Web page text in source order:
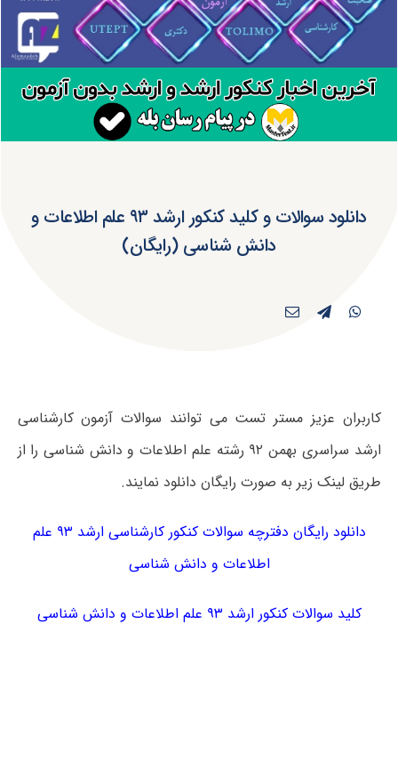
دانلود سوالات و کلید کنکور ارشد ۹۳ علم اطلاعات و
دانش شناسی (رایگان)
کاربران عزیز مستر تست می توانند سوالات آزمون کارشناسی
ارشد سراسری بهمن ۹۲ رشته علم اطلاعات و دانش شناسی را از
طریق لینک زیر به صورت رایگان دانلود نمایند.
دانلود رایگان دفترچه سوالات کنکور کارشناسی ارشد ۹۳ علم
اطلاعات و دانش شناسی
کلید سوالات کنکور ارشد ۹۳ علم اطلاعات و دانش شناسی